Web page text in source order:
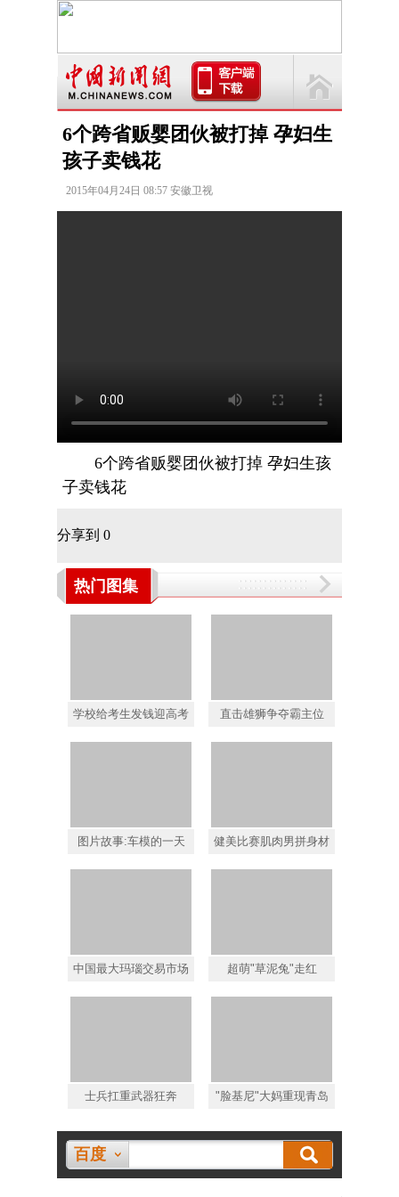
6个跨省贩婴团伙被打掉 孕妇生
孩子卖钱花
2015年04月24日 08:57 安徽卫视
6个跨省贩婴团伙被打掉 孕妇生孩
子卖钱花
分享到 0
热门图集
学校给考生发钱迎高考 直击雄狮争夺霸主位
图片故事:车模的一天 健美比赛肌肉男拼身材
中国最大玛瑙交易市场 超萌"草泥兔"走红
士兵扛重武器狂奔 "脸基尼"大妈重现青岛
百度